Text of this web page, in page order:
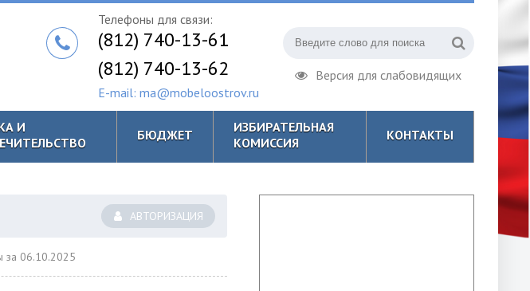
Версия для слабовидящих
Телефоны для связи:
(812) 740-13-61
(812) 740-13-62
E-mail: ma@mobeloostrov.ru
И
БЮДЖЕТ
ИЗБИРАТЕЛЬНАЯ
КОМИССИЯ
КОНТАКТЫ
АВТОРИЗАЦИЯ
за 06.10.2025